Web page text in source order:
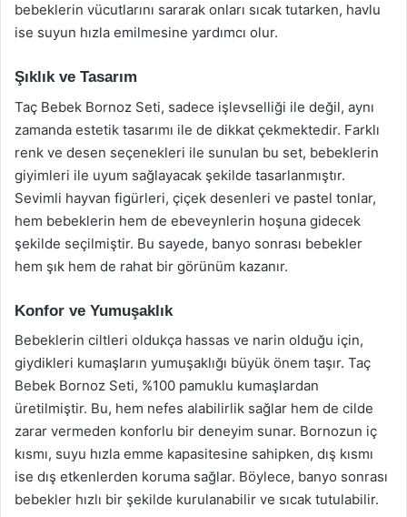
bebeklerin vücutlarını sararak onları sıcak tutarken, havlu
ise suyun hızla emilmesine yardımcı olur.
Şıklık ve Tasarım
Taç Bebek Bornoz Seti, sadece işlevselliği ile değil, aynı
zamanda estetik tasarımı ile de dikkat çekmektedir. Farklı
renk ve desen seçenekleri ile sunulan bu set, bebeklerin
giyimleri ile uyum sağlayacak şekilde tasarlanmıştır.
Sevimli hayvan figürleri, çiçek desenleri ve pastel tonlar,
hem bebeklerin hem de ebeveynlerin hoşuna gidecek
şekilde seçilmiştir. Bu sayede, banyo sonrası bebekler
hem şık hem de rahat bir görünüm kazanır.
Konfor ve Yumuşaklık
Bebeklerin ciltleri oldukça hassas ve narin olduğu için,
giydikleri kumaşların yumuşaklığı büyük önem taşır. Taç
Bebek Bornoz Seti, %100 pamuklu kumaşlardan
üretilmiştir. Bu, hem nefes alabilirlik sağlar hem de cilde
zarar vermeden konforlu bir deneyim sunar. Bornozun iç
kısmı, suyu hızla emme kapasitesine sahipken, dış kısmı
ise dış etkenlerden koruma sağlar. Böylece, banyo sonrası
bebekler hızlı bir şekilde kurulanabilir ve sıcak tutulabilir.